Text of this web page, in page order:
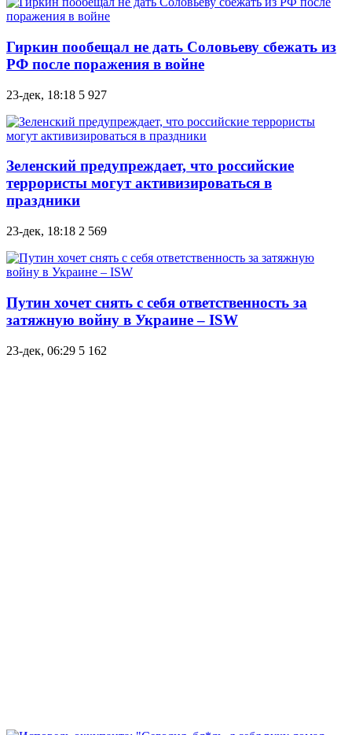
Гиркин пообещал не дать Соловьеву сбежать из
РФ после поражения в войне
23-дек, 18:18 5 927
Зеленский предупреждает, что российские
террористы могут активизироваться в
праздники
23-дек, 18:18 2 569
Путин хочет снять с себя ответственность за
затяжную войну в Украине – ISW
23-дек, 06:29 5 162